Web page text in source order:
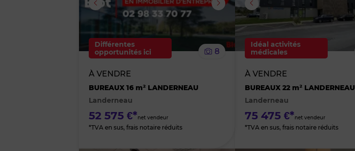
supprimer
le
favoris
Différentes
opportunités ici
8
À VENDRE
BUREAUX 16 m² LANDERNEAU
Landerneau
52 575 €*net vendeur
*TVA en sus, frais notaire réduits
Idéal activités
médicales
À VENDRE
BUREAUX 22 m² LANDERNEAU
Landerneau
75 475 €*net vendeur
*TVA en sus, frais notaire réduits